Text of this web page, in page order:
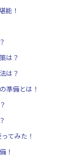
能！
は？
は？
準備とは！
てみた！
！